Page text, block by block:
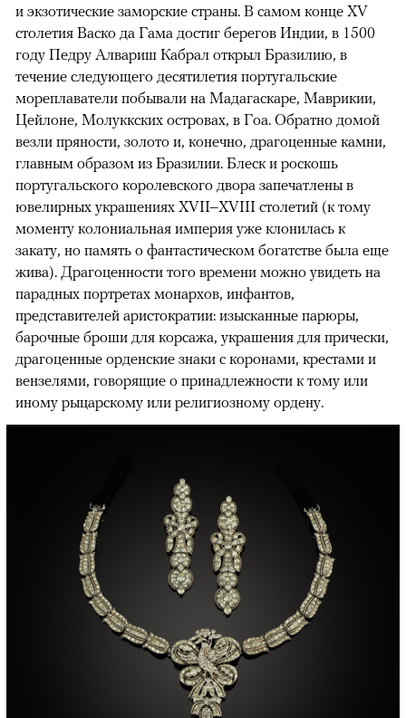
и экзотические заморские страны. В самом конце XV
столетия Васко да Гама достиг берегов Индии, в 1500
году Педру Алвариш Кабрал открыл Бразилию, в
течение следующего десятилетия португальские
мореплаватели побывали на Мадагаскаре, Маврикии,
Цейлоне, Молуккских островах, в Гоа. Обратно домой
везли пряности, золото и, конечно, драгоценные камни,
главным образом из Бразилии. Блеск и роскошь
португальского королевского двора запечатлены в
ювелирных украшениях XVII–XVIII столетий (к тому
моменту колониальная империя уже клонилась к
закату, но память о фантастическом богатстве была еще
жива). Драгоценности того времени можно увидеть на
парадных портретах монархов, инфантов,
представителей аристократии: изысканные парюры,
барочные броши для корсажа, украшения для прически,
драгоценные орденские знаки с коронами, крестами и
вензелями, говорящие о принадлежности к тому или
иному рыцарскому или религиозному ордену.